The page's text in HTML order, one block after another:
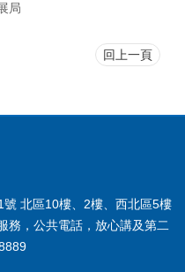
局
回上一頁
北區10樓、2樓、西北區5樓
務，公共電話，放心講及第二